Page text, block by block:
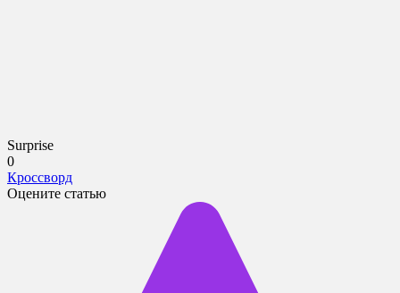
Surprise
0
Кроссворд
Оцените статью